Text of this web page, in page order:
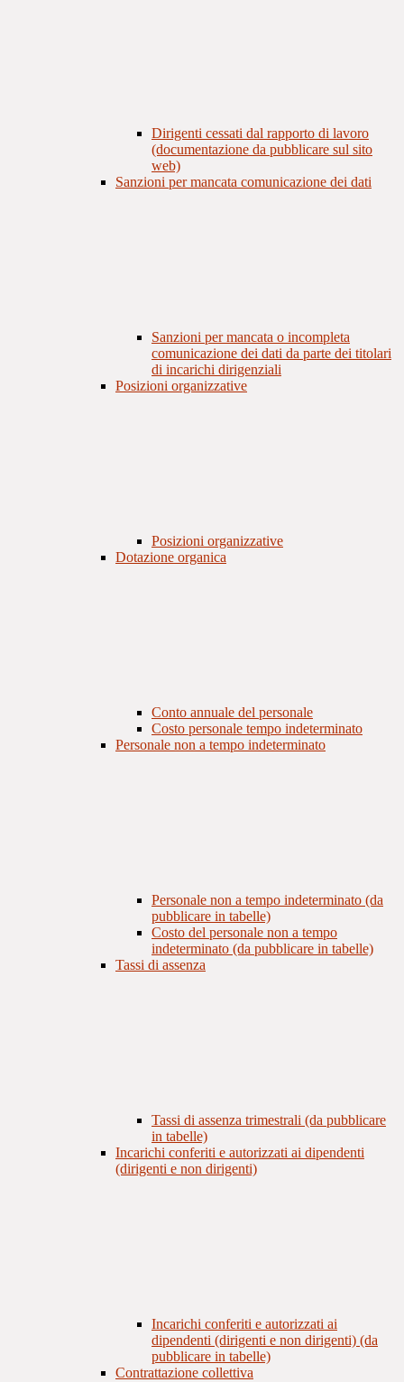
Dirigenti cessati dal rapporto di lavoro
(documentazione da pubblicare sul sito
web)
Sanzioni per mancata comunicazione dei dati
Sanzioni per mancata o incompleta
comunicazione dei dati da parte dei titolari
di incarichi dirigenziali
Posizioni organizzative
Posizioni organizzative
Dotazione organica
Conto annuale del personale
Costo personale tempo indeterminato
Personale non a tempo indeterminato
Personale non a tempo indeterminato (da
pubblicare in tabelle)
Costo del personale non a tempo
indeterminato (da pubblicare in tabelle)
Tassi di assenza
Tassi di assenza trimestrali (da pubblicare
in tabelle)
Incarichi conferiti e autorizzati ai dipendenti
(dirigenti e non dirigenti)
Incarichi conferiti e autorizzati ai
dipendenti (dirigenti e non dirigenti) (da
pubblicare in tabelle)
Contrattazione collettiva